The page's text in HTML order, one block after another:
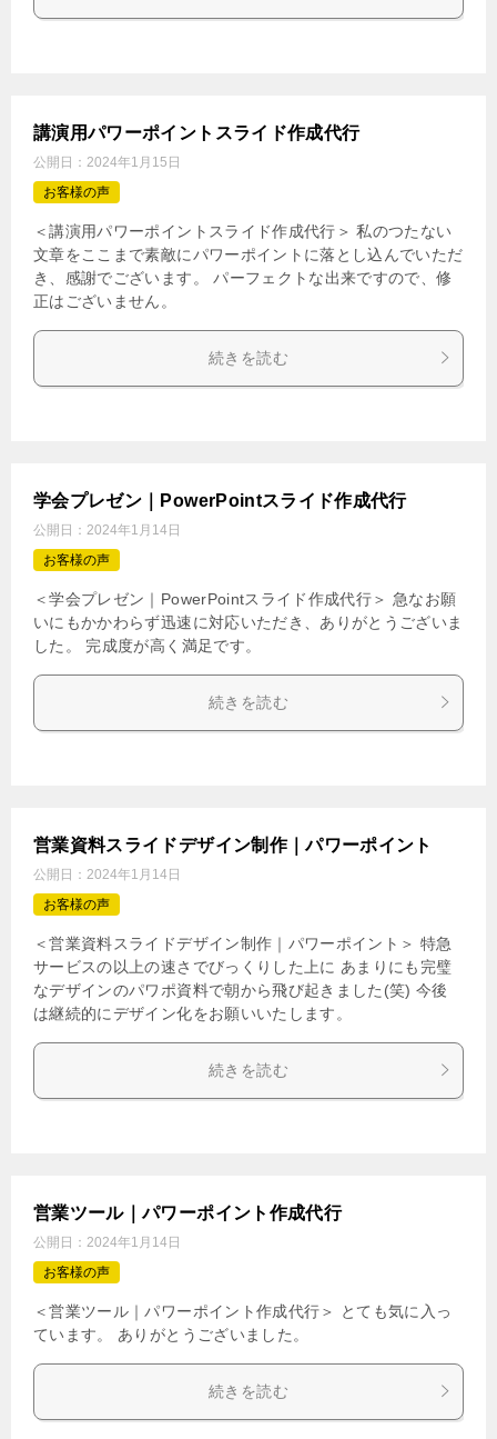
講演用パワーポイントスライド作成代行
公開日： 2024年1月15日
お客様の声
＜講演用パワーポイントスライド作成代行＞ 私のつたない
文章をここまで素敵にパワーポイントに落とし込んでいただ
き、感謝でございます。 パーフェクトな出来ですので、修
正はございません。
続きを読む
学会プレゼン｜PowerPointスライド作成代行
公開日： 2024年1月14日
お客様の声
＜学会プレゼン｜PowerPointスライド作成代行＞ 急なお願
いにもかかわらず迅速に対応いただき、ありがとうございま
した。 完成度が高く満足です。
続きを読む
営業資料スライドデザイン制作｜パワーポイント
公開日： 2024年1月14日
お客様の声
＜営業資料スライドデザイン制作｜パワーポイント＞ 特急
サービスの以上の速さでびっくりした上に あまりにも完璧
なデザインのパワポ資料で朝から飛び起きました(笑) 今後
は継続的にデザイン化をお願いいたします。
続きを読む
営業ツール｜パワーポイント作成代行
公開日： 2024年1月14日
お客様の声
＜営業ツール｜パワーポイント作成代行＞ とても気に入っ
ています。 ありがとうございました。
続きを読む